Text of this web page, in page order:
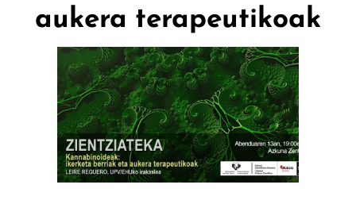
aukera terapeutikoak